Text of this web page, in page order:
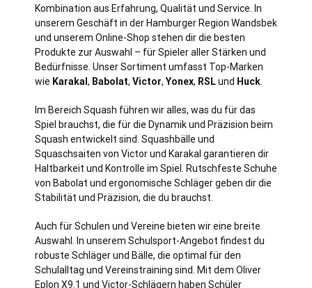
Kombination aus Erfahrung, Qualität und Service. In
unserem Geschäft in der Hamburger Region Wandsbek
und unserem Online-Shop stehen dir die besten
Produkte zur Auswahl – für Spieler aller Stärken und
Bedürfnisse. Unser Sortiment umfasst Top-Marken
wie Karakal , Babolat, Victor, Yonex, RSLund Huck
Im Bereich Squash führen wir alles, was du für das
Spiel brauchst, die für die Dynamik und Präzision beim
Squash entwickelt sind. Squashbälle und
Squaschsaiten von Victor und Karakal garantieren dir
Haltbarkeit und Kontrolle im Spiel. Rutschfeste Schuhe
von Babolat und ergonomische Schläger geben dir die
Stabilität und Präzision, die du brauchst.
Auch für Schulen und Vereine bieten wir eine breite
Auswahl. In unserem Schulsport-Angebot findest du
robuste Schläger und Bälle, die optimal für den
Schulalltag und Vereinstraining sind. Mit dem Oliver
Eplon X9.1 und Victor-Schlägern haben Schüler